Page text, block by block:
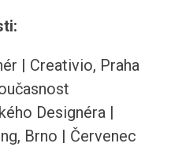
| Creativio, Praha
Designéra |
Brno | Červenec